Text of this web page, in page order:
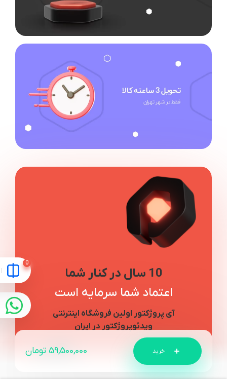
10 سال در کنار شما
اعتماد شما سرمایه است
آی پروژکتور اولین فروشگاه اینترنتی
ویدئوپروژکتور در ایران
59,500,000 تومان